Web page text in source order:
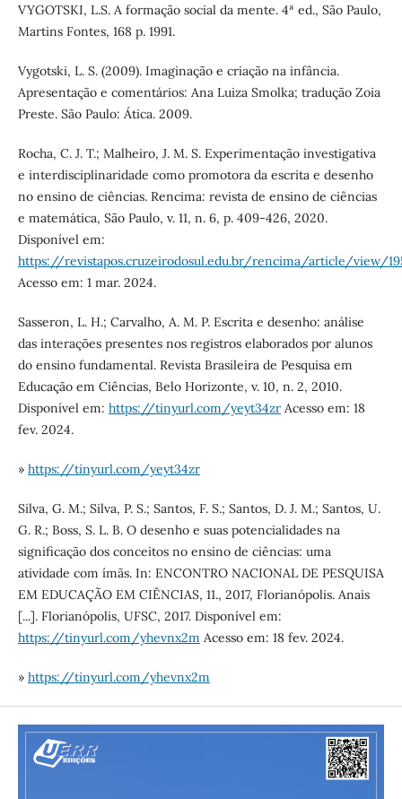
VYGOTSKI, L.S. A formação social da mente. 4ª ed., São Paulo,
Martins Fontes, 168 p. 1991.
Vygotski, L. S. (2009). Imaginação e criação na infância.
Apresentação e comentários: Ana Luiza Smolka; tradução Zoia
Preste. São Paulo: Ática. 2009.
Rocha, C. J. T.; Malheiro, J. M. S. Experimentação investigativa
e interdisciplinaridade como promotora da escrita e desenho
no ensino de ciências. Rencima: revista de ensino de ciências
e matemática, São Paulo, v. 11, n. 6, p. 409-426, 2020.
Disponível em:
https://revistapos.cruzeirodosul.edu.br/rencima/article/view/
Acesso em: 1 mar. 2024.
Sasseron, L. H.; Carvalho, A. M. P. Escrita e desenho: análise
das interações presentes nos registros elaborados por alunos
do ensino fundamental. Revista Brasileira de Pesquisa em
Educação em Ciências, Belo Horizonte, v. 10, n. 2, 2010.
Disponível em: https://tinyurl.com/yeyt34zrAcesso em: 18
fev. 2024.
» https://tinyurl.com/yeyt34zr
Silva, G. M.; Silva, P. S.; Santos, F. S.; Santos, D. J. M.; Santos, U.
G. R.; Boss, S. L. B. O desenho e suas potencialidades na
significação dos conceitos no ensino de ciências: uma
atividade com ímãs. In: ENCONTRO NACIONAL DE PESQUISA
EM EDUCAÇÃO EM CIÊNCIAS, 11., 2017, Florianópolis. Anais
[...]. Florianópolis, UFSC, 2017. Disponível em:
https://tinyurl.com/yhevnx2m Acesso em: 18 fev. 2024.
» https://tinyurl.com/yhevnx2m